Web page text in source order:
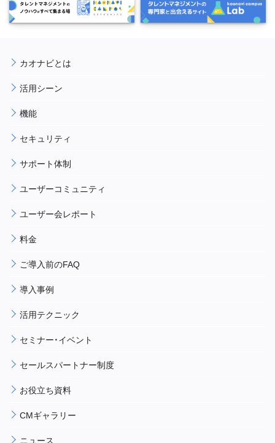
カオナビとは
活用シーン
機能
セキュリティ
サポート体制
ユーザーコミュニティ
ユーザー会レポート
料金
ご導入前のFAQ
導入事例
活用テクニック
セミナー・イベント
セールスパートナー制度
お役立ち資料
CMギャラリー
ニュース